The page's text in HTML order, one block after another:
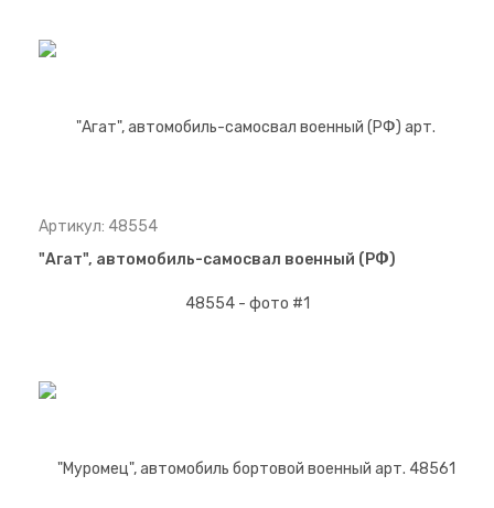
Артикул: 48554
"Агат", автомобиль-самосвал военный (РФ)